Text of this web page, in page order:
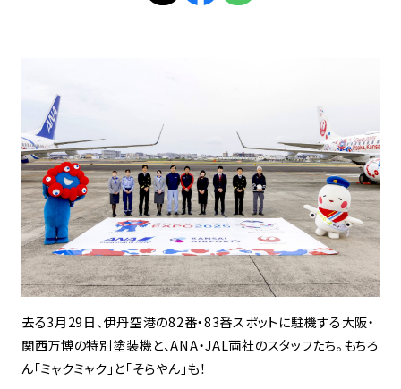
去る3月29日、伊丹空港の82番・83番スポットに駐機する大阪・
関西万博の特別塗装機と、ANA・JAL両社のスタッフたち。もちろ
ん「ミャクミャク」と「そらやん」も！